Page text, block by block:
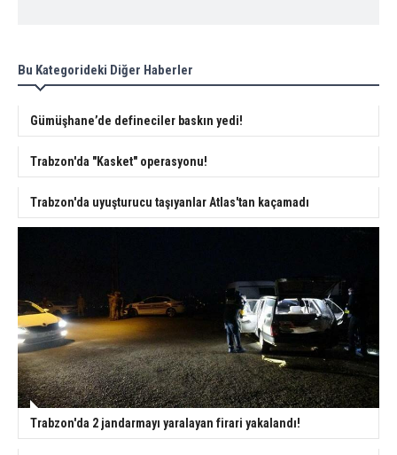
Bu Kategorideki Diğer Haberler
Gümüşhane’de defineciler baskın yedi!
Trabzon'da "Kasket" operasyonu!
Trabzon'da uyuşturucu taşıyanlar Atlas'tan kaçamadı
Trabzon'da 2 jandarmayı yaralayan firari yakalandı!